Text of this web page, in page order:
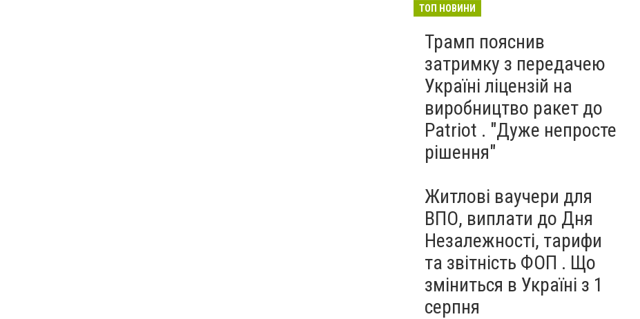
ТОП НОВИНИ
Трамп пояснив
затримку з передачею
Україні ліцензій на
виробництво ракет до
Patriot . "Дуже непросте
рішення"
Житлові ваучери для
ВПО, виплати до Дня
Незалежності, тарифи
та звітність ФОП . Що
зміниться в Україні з 1
серпня